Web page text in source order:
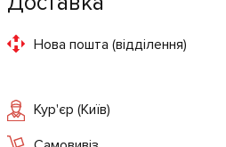
Нова пошта (відділення)
Кур'єр (Київ)